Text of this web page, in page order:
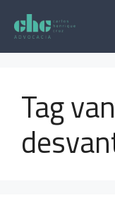
para
conteúdo
Tag